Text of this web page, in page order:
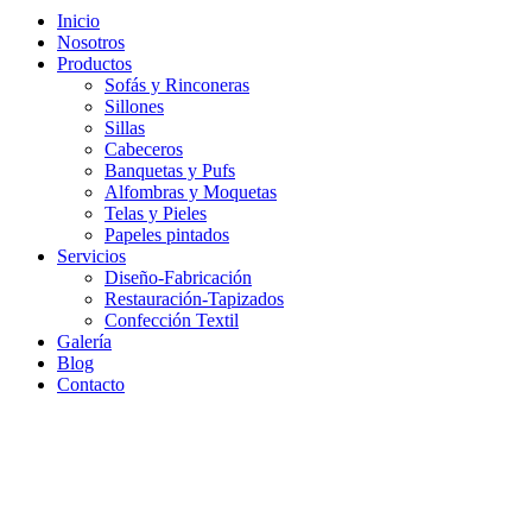
Inicio
Nosotros
Productos
Sofás y Rinconeras
Sillones
Sillas
Cabeceros
Banquetas y Pufs
Alfombras y Moquetas
Telas y Pieles
Papeles pintados
Servicios
Diseño-Fabricación
Restauración-Tapizados
Confección Textil
Galería
Blog
Contacto